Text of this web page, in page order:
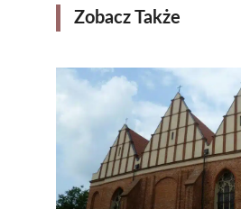
Zobacz Także